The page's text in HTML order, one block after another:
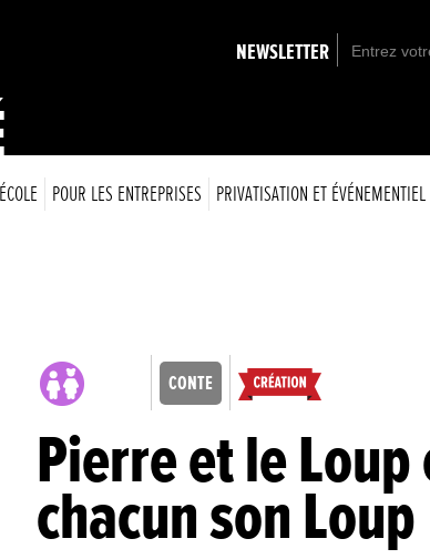
NEWSLETTER
POUR LES ENTREPRISES PRIVATISATION ET ÉVÉNEMENTIEL
CONTE
Pierre et le Loup
chacun son Loup